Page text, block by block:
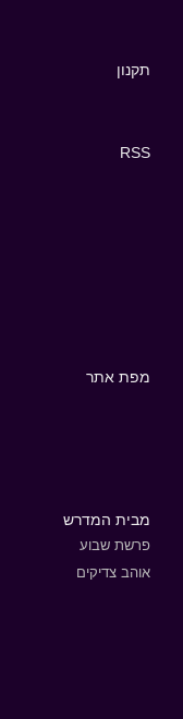
תקנון
RSS
מפת אתר
מבית המדרש
פרשת שבוע
אוהב צדיקים